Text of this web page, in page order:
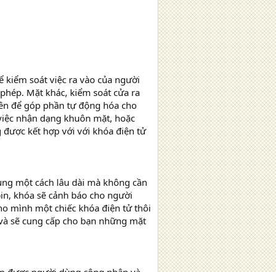
soát việc ra vào của người
Mặt khác, kiểm soát cửa ra
để góp phần tự động hóa cho
nhận dạng khuôn mặt, hoặc
kết hợp với với khóa điện tử
một cách lâu dài mà không cần
khóa sẽ cảnh báo cho người
mình một chiếc khóa điện tử thôi
sẽ cung cấp cho bạn những mặt